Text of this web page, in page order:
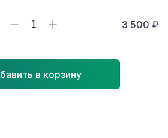
1 3 500 ₽
в корзину